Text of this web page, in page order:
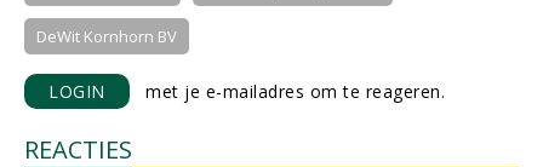
DeWit Kornhorn BV
LOGIN met je e-mailadres om te reageren.
REACTIES